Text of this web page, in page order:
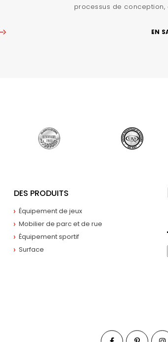
processus de conception,
EN
DES PRODUITS
Équipement de jeux
Mobilier de parc et de rue
Équipement sportif
Surface